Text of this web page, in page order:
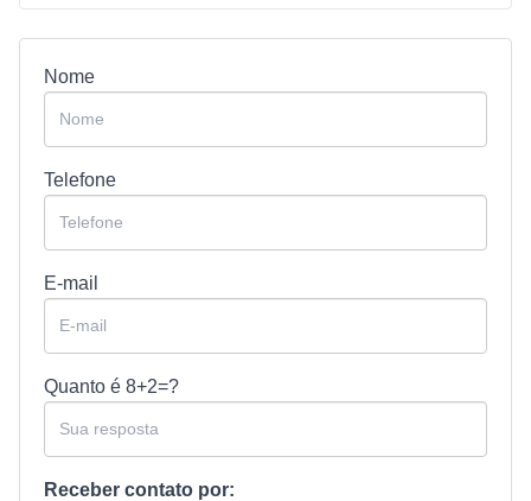
Nome
Telefone
E-mail
Quanto é 8+2=?
Receber contato por: